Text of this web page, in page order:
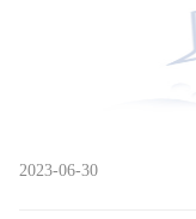
2023-06-30